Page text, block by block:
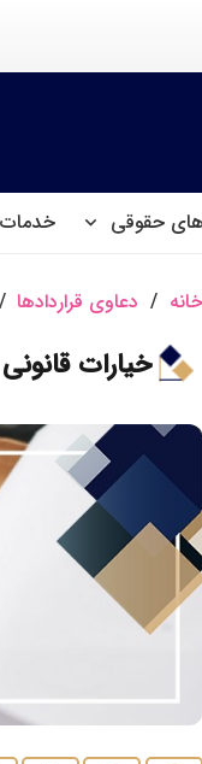
های حقوقی
خانه / دعاوی قراردادها /
خیارات